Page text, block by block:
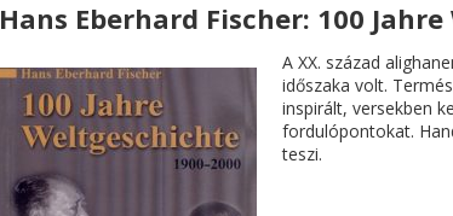
Hans Eberhard Fischer: 100
A XX. század
időszaka volt.
inspirált, versekben
fordulópontokat.
teszi.